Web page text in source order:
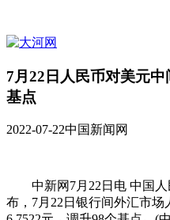
7月22日人民币对美元
基点
2022-07-22中国新闻网
中新网7月22日电 中国人
布，7月22日银行间外汇市